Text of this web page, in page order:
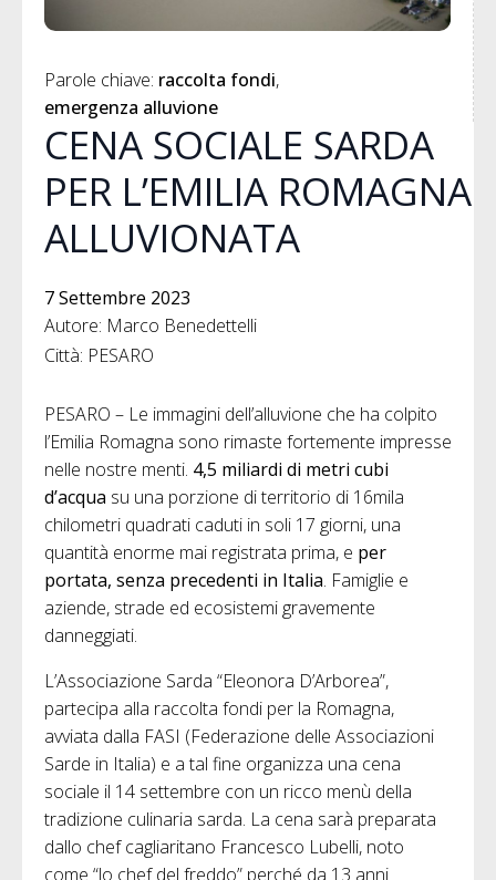
Parole chiave: raccolta fondi
emergenza alluvione
CENA SOCIALE SARDA
PER L’EMILIA ROMAGNA
ALLUVIONATA
7 Settembre 2023
Autore: Marco Benedettelli
Città: PESARO
PESARO – Le immagini dell’alluvione che ha colpito
l’Emilia Romagna sono rimaste fortemente impresse
nelle nostre menti. 4,5 miliardi di metri cubi
d’acqua su una porzione di territorio di 16mila
chilometri quadrati caduti in soli 17 giorni, una
quantità enorme mai registrata prima, e per
portata, senza precedenti in Italia. Famiglie e
aziende, strade ed ecosistemi gravemente
danneggiati.
L’Associazione Sarda “Eleonora D’Arborea”,
partecipa alla raccolta fondi per la Romagna,
avviata dalla FASI (Federazione delle Associazioni
Sarde in Italia) e a tal fine organizza una cena
sociale il 14 settembre con un ricco menù della
tradizione culinaria sarda. La cena sarà preparata
dallo chef cagliaritano Francesco Lubelli, noto
come “lo chef del freddo” perché da 13 anni